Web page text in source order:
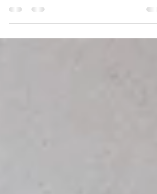
Welke factoren hebben een impact op de rendabiliteit
van een B&B of Hotel.